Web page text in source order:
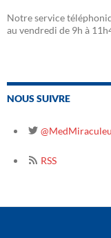
Notre service
au vendredi de 9h à
NOUS SUIVRE
RSS